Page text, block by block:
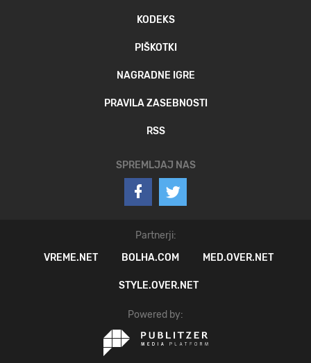
KODEKS
PIŠKOTKI
NAGRADNE IGRE
PRAVILA ZASEBNOSTI
RSS
SPREMLJAJ NAS
Partnerji:
VREME.NET
BOLHA.COM MED.OVER.NET
STYLE.OVER.NET
Powered by: